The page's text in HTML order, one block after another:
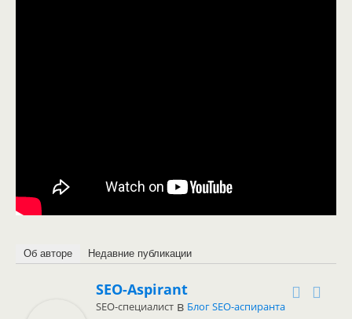
Об авторе Недавние публикации
SEO-Aspirant
SEO-специалист в Блог SEO-аспиранта